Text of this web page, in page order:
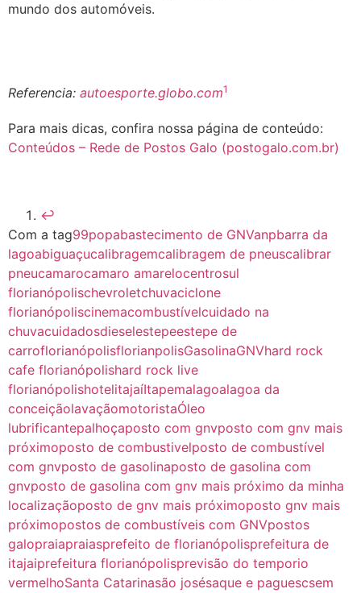
mundo dos automóveis.
Referencia: autoesporte.globo.com1
Para mais dicas, confira nossa página de conteúdo:
Conteúdos – Rede de Postos Galo (postogalo.com.br)
↩︎
Com a tag99popabastecimento de GNVanpbarra da
lagoabiguaçucalibragemcalibragem de pneuscalibrar
pneucamarocamaro amarelocentrosul
florianópolischevroletchuvaciclone
florianópoliscinemacombustívelcuidado na
chuvacuidadosdieselestepeestepe de
carroflorianópolisflorianpolisGasolinaGNVhard rock
cafe florianópolishard rock live
florianópolishotelitajaíItapemalagoalagoa da
conceiçãolavaçãomotoristaÓleo
lubrificantepalhoçaposto com gnvposto com gnv mais
próximoposto de combustivelposto de combustível
com gnvposto de gasolinaposto de gasolina com
gnvposto de gasolina com gnv mais próximo da minha
localizaçãoposto de gnv mais próximoposto gnv mais
próximopostos de combustíveis com GNVpostos
galopraiapraiasprefeito de florianópolisprefeitura de
itajaiprefeitura florianópolisprevisão do temporio
vermelhoSanta Catarinasão josésaque e paguescsem